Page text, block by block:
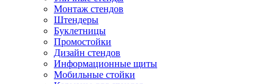
Монтаж стендов
Штендеры
Буклетницы
Промостойки
Дизайн стендов
Информационные щиты
Мобильные стойки